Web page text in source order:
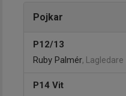
Pojkar
P12/13
Ruby Palmér, Lagledare
P14 Vit